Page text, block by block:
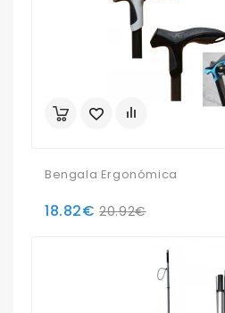
Bengala Ergonómica
18.82€ 20.92€